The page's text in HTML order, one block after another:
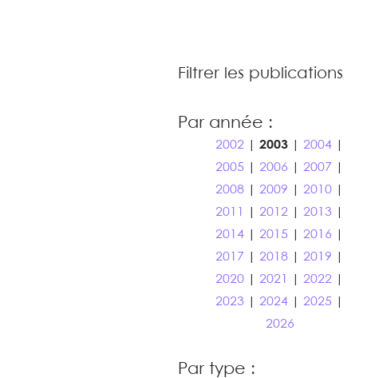
Filtrer les publications
Par année :
2002 |2003 |2004
2005 |2006 |2007
2008 |2009 |2010
2011
|2012 |2013
2014 |2015 |2016
2017 |2018 |2019
2020 |2021 |2022
2023 |2024 |2025
2026
Par type :